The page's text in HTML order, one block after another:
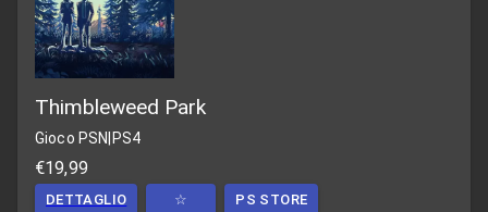
Thimbleweed Park
Gioco PSN|PS4
€19,99
DETTAGLIO ☆ PS STORE